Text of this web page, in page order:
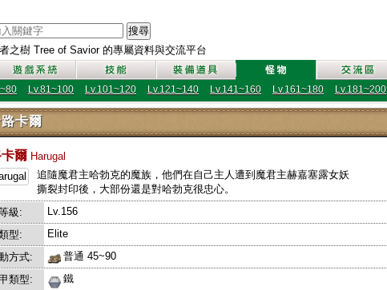
之樹 Tree of Savior 的專屬資料與交流平台
搜尋
Lv.81~100 Lv.101~120 Lv.121~140 Lv.141~160 Lv.161~180 Lv.181~200
卡爾
爾 Harugal
追隨魔君主哈勃克的魔族，他們在自己主人遭到魔君主赫嘉塞露女妖
撕裂封印後，大部份還是對哈勃克很忠心。
級:
Lv.156
型:
Elite
方式:
普通 45~90
類型:
鐵